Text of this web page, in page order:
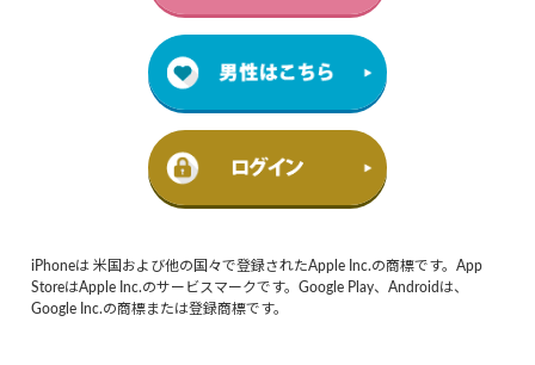
iPhoneは 米国および他の国々で登録されたApple Inc.の商標です。App
StoreはApple Inc.のサービスマークです。Google Play、Androidは、
Google Inc.の商標または登録商標です。